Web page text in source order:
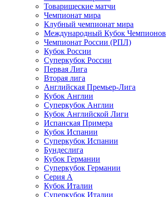
Товарищеские матчи
Чемпионат мира
Клубный чемпионат мира
Международный Кубок Чемпионов
Чемпионат России (РПЛ)
Кубок России
Суперкубок России
Первая Лига
Вторая лига
Английская Премьер-Лига
Кубок Англии
Суперкубок Англии
Кубок Английской Лиги
Испанская Примера
Кубок Испании
Суперкубок Испании
Бундеслига
Кубок Германии
Суперкубок Германии
Серия А
Кубок Италии
Суперкубок Италии